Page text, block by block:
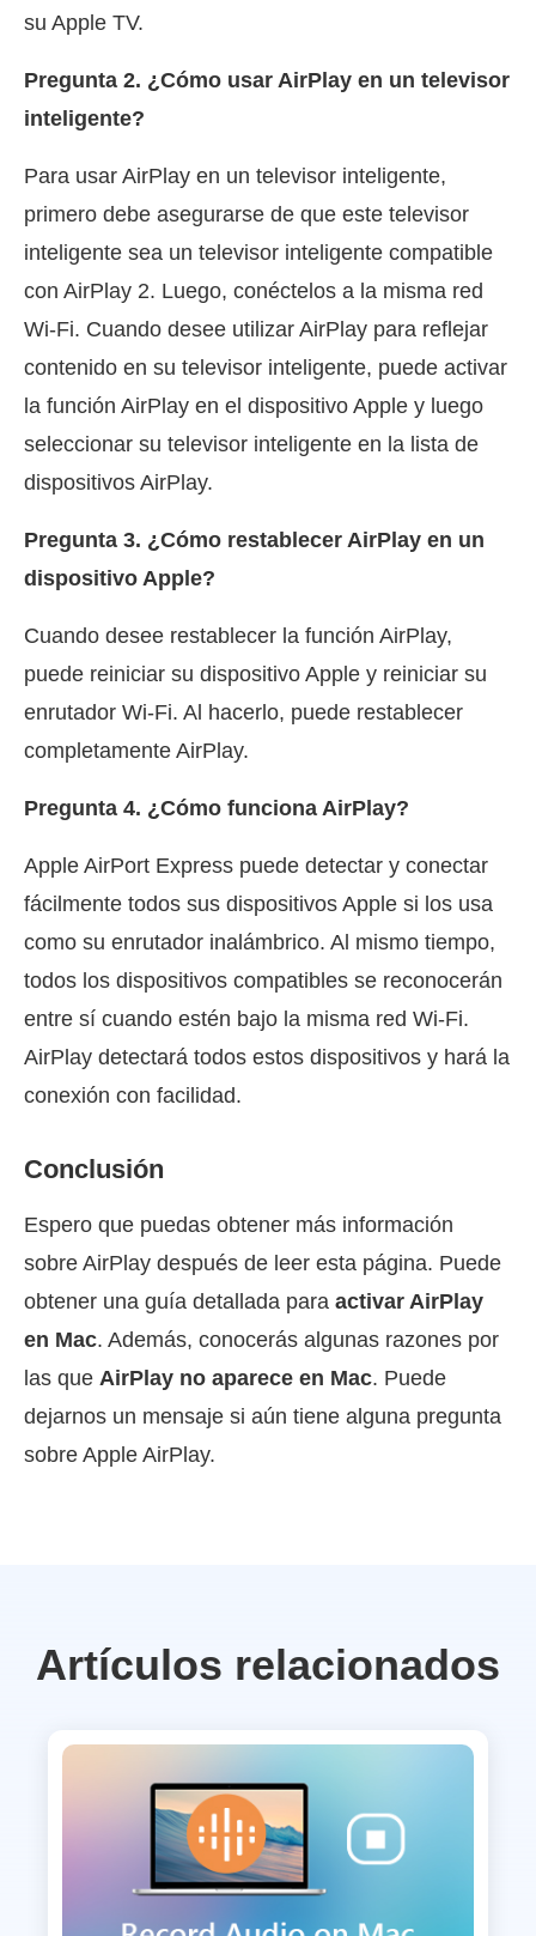
su Apple TV.
Pregunta 2. ¿Cómo usar AirPlay en un televisor
inteligente?
Para usar AirPlay en un televisor inteligente,
primero debe asegurarse de que este televisor
inteligente sea un televisor inteligente compatible
con AirPlay 2. Luego, conéctelos a la misma red
Wi-Fi. Cuando desee utilizar AirPlay para reflejar
contenido en su televisor inteligente, puede activar
la función AirPlay en el dispositivo Apple y luego
seleccionar su televisor inteligente en la lista de
dispositivos AirPlay.
Pregunta 3. ¿Cómo restablecer AirPlay en un
dispositivo Apple?
Cuando desee restablecer la función AirPlay,
puede reiniciar su dispositivo Apple y reiniciar su
enrutador Wi-Fi. Al hacerlo, puede restablecer
completamente AirPlay.
Pregunta 4. ¿Cómo funciona AirPlay?
Apple AirPort Express puede detectar y conectar
fácilmente todos sus dispositivos Apple si los usa
como su enrutador inalámbrico. Al mismo tiempo,
todos los dispositivos compatibles se reconocerán
entre sí cuando estén bajo la misma red Wi-Fi.
AirPlay detectará todos estos dispositivos y hará la
conexión con facilidad.
Conclusión
Espero que puedas obtener más información
sobre AirPlay después de leer esta página. Puede
obtener una guía detallada para activar AirPlay
en Mac. Además, conocerás algunas razones por
las que AirPlay no aparece en Mac. Puede
dejarnos un mensaje si aún tiene alguna pregunta
sobre Apple AirPlay.
Artículos relacionados